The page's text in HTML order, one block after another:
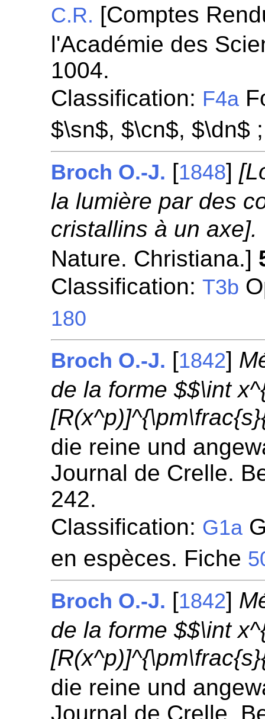
C.R. [Comptes
l'Académie des
1004.
Classification: F4a
$\sn$, $\cn$, $\dn$
Broch O.-J. [1848]
la lumière par des
cristallins à un axe].
Nature. Christiana.]
Classification:T3b
180
Broch O.-J. [1842]
de la forme $$\int
die reine und
Journal de Crelle.
242.
Classification: G1a
en espèces. Fiche
Broch O.-J. [1842]
de la forme $$\int
die reine und
Journal de Crelle.